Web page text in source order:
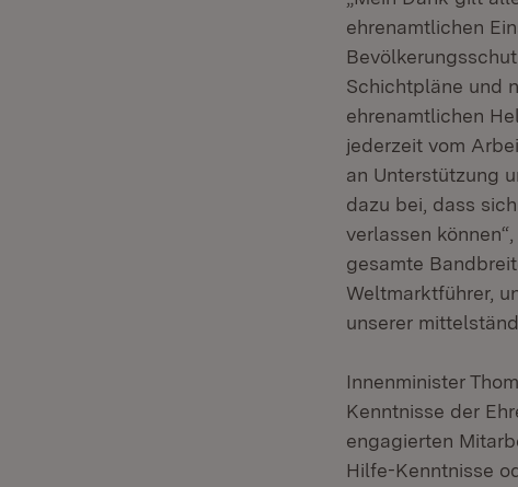
ehrenamtlichen
Schichtpläne und
ehrenamtlichen
jederzeit vom
an Unterstützung
dazu bei, dass
verlassen
gesamte
Weltmarktführer,
unserer
Innenminister
Kenntnisse der
engagierten
Hilfe-Kenntnisse